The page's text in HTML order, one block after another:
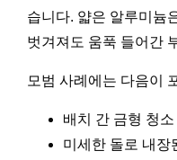
습니다. 얇은 알루미늄
벗겨져도 움푹 들어간
모범 사례에는 다음이
배치 간 금형 청소
미세한 돌로 내장